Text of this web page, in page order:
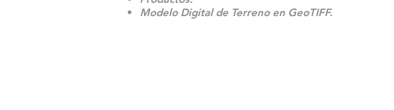
Modelo Digital de Terreno en GeoTIFF.